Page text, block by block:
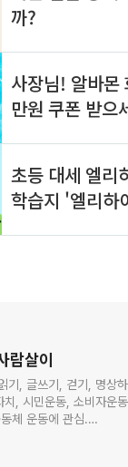
람살이
기, 글쓰기, 걷기, 명상
, 시민운동, 소비자운
체 운동에 관심.
ymcaman